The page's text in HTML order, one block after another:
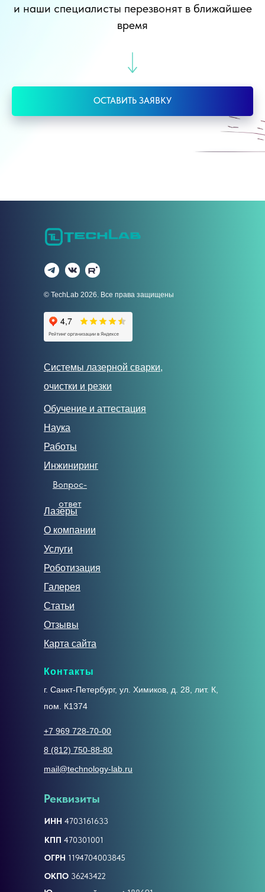
и наши специалисты перезвонят в ближайшее
время
ОСТАВИТЬ ЗАЯВКУ
Системы лазерной сварки,
очистки и резки
Обучение и аттестация
Наука
Работы
Инжиниринг
Лазеры
О компании
Услуги
Роботизация
Галерея
Статьи
Отзывы
Карта сайта
Контакты
г. Санкт-Петербург, ул. Химиков, д. 28, лит. К,
пом. К1374
+7 969 728-70-00
8 (812) 750-88-80
mail@technology-lab.ru
© TechLab 2026. Все права защищены
Вопрос-
ответ
Реквизиты
ИНН 4703161633
КПП 470301001
ОГРН 1194704003845
ОКПО 36243422